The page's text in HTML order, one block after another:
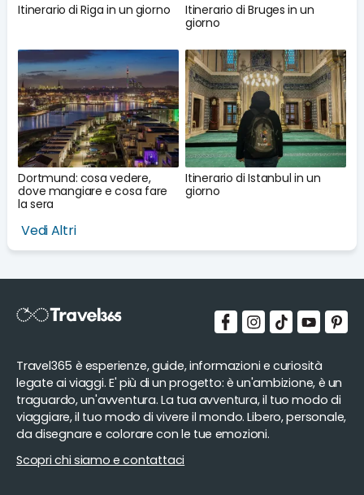
Itinerario di Riga in un giorno
Itinerario di Bruges in un
giorno
Dortmund: cosa vedere,
dove mangiare e cosa fare
la sera
Itinerario di Istanbul in un
giorno
Vedi Altri
Travel365 è esperienze, guide, informazioni e curiosità
legate ai viaggi. E' più di un progetto: è un'ambizione, è un
traguardo, un'avventura. La tua avventura, il tuo modo di
viaggiare, il tuo modo di vivere il mondo. Libero, personale,
da disegnare e colorare con le tue emozioni.
Scopri chi siamo e contattaci